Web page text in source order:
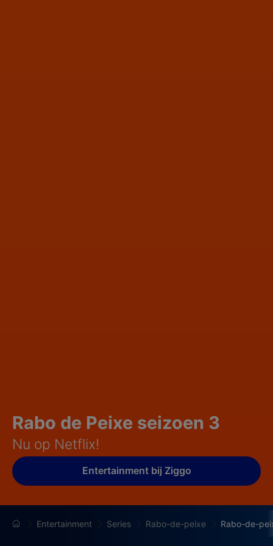
Rabo de Peixe seizoen 3
Nu op Netflix!
Entertainment bij Ziggo
Entertainment Series Rabo-de-peixe Rabo-de-